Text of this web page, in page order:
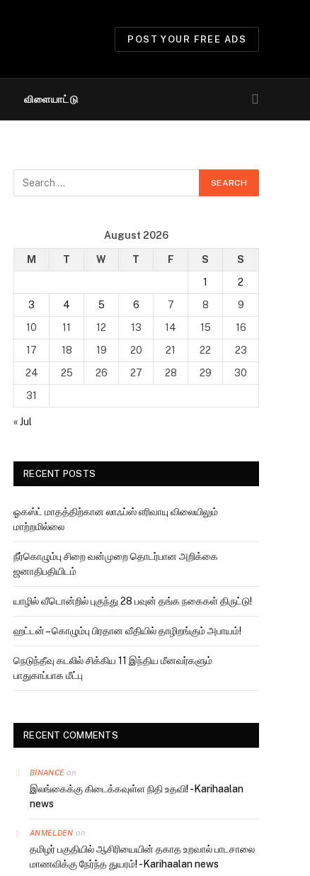
POST YOUR FREE ADS
விளையாட்டு
August 2026
M T W T F S
S
1
2
3
4 5 6 7 8
9
10
11 12 13 14 15
16
17
18 19 20 21 22
23
24
25 26 27 28 29
30
31
« Jul
RECENT POSTS
ஓகஸ்ட் மாதத்திற்கான லாஃப்ஸ் எரிவாயு விலையிலும்
மாற்றமில்லை
நீர்கொழும்பு சிறை வன்முறை தொடர்பான அறிக்கை
ஜனாதிபதியிடம்
யாழில் வீடொன்றில் புகுந்து 28 பவுன் தங்க நகைகள் திருட்டு!
ஹட்டன் – கொழும்பு பிரதான வீதியில் தாழிறங்கும் அபாயம்!
நெடுந்தீவு கடலில் சிக்கிய 11 இந்திய மீனவர்களும்
பாதுகாப்பாக மீட்பு
RECENT COMMENTS
BINANCE on
இலங்கைக்கு கிடைக்கவுள்ள நிதி உதவி! -Karihaalan
news
ANMELDEN on
தமிழர் பகுதியில் ஆசிரியையின் தகாத உறவால் பாடசாலை
மாணவிக்கு நேர்ந்த துயரம்! -Karihaalan news